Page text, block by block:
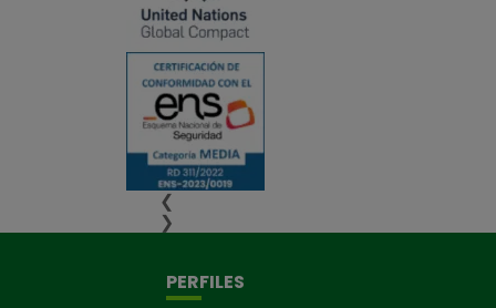
❮
❯
PERFILES